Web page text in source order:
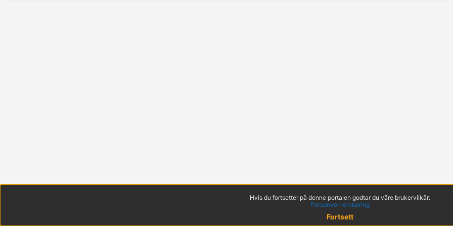
Hvis du fortsetter på denne portalen godtar du våre brukervilkår:
Personvernerklæring
Fortsett